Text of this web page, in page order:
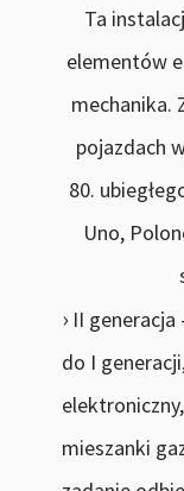
Ta
elementów
mechanika.
pojazdach
80.
Uno,
II generacja
do I
mieszanki